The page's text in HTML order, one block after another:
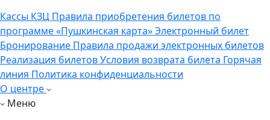
Кассы КЗЦ Правила приобретения билетов по
программе «Пушкинская карта»Электронный билет
Бронирование Правила продажи электронных билетов
Реализация билетовУсловия возврата билета Горячая
линия Политика конфиденциальности
О центре
Меню